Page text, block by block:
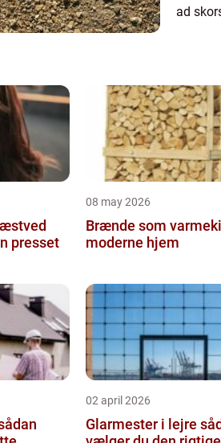
ad
presset
08 may 2026
Brænde som
moderne hjem
02 april 2026
Glarmester i lejre sådan